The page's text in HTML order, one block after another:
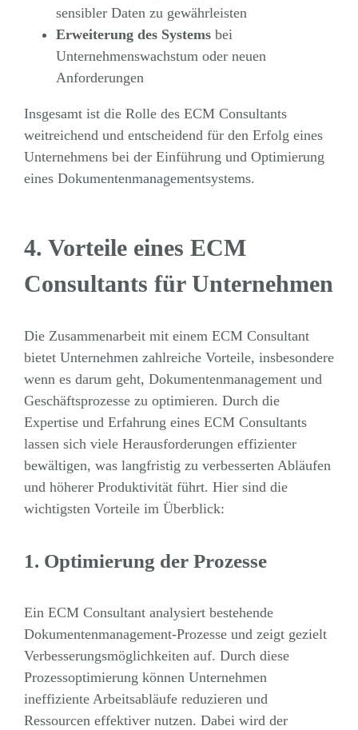
sensibler Daten zu gewährleisten
Erweiterung des Systemsbei
Unternehmenswachstum oder neuen
Anforderungen
Insgesamt ist die Rolle des ECM Consultants
weitreichend und entscheidend für den Erfolg eines
Unternehmens bei der Einführung und Optimierung
eines Dokumentenmanagementsystems.
4. Vorteile eines ECM
Consultants für Unternehmen
Die Zusammenarbeit mit einem ECM Consultant
bietet Unternehmen zahlreiche Vorteile, insbesondere
wenn es darum geht, Dokumentenmanagement und
Geschäftsprozesse zu optimieren. Durch die
Expertise und Erfahrung eines ECM Consultants
lassen sich viele Herausforderungen effizienter
bewältigen, was langfristig zu verbesserten Abläufen
und höherer Produktivität führt. Hier sind die
wichtigsten Vorteile im Überblick:
1. Optimierung der Prozesse
Ein ECM Consultant analysiert bestehende
Dokumentenmanagement-Prozesse und zeigt gezielt
Verbesserungsmöglichkeiten auf. Durch diese
Prozessoptimierung können Unternehmen
ineffiziente Arbeitsabläufe reduzieren und
Ressourcen effektiver nutzen. Dabei wird der